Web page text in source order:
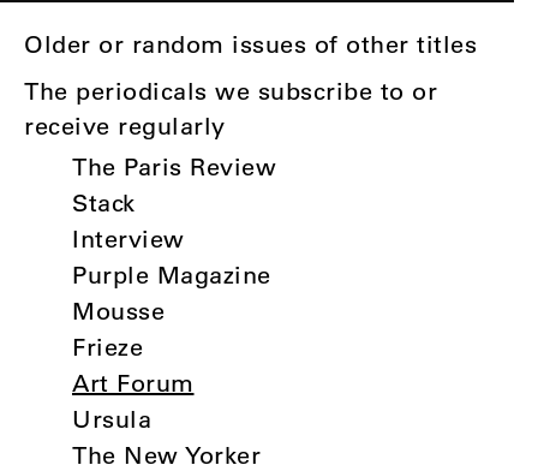
Older or random issues of other titles
The periodicals we subscribe to or
receive regularly
The Paris Review
Stack
Interview
Purple Magazine
Mousse
Frieze
Art Forum
Ursula
The New Yorker